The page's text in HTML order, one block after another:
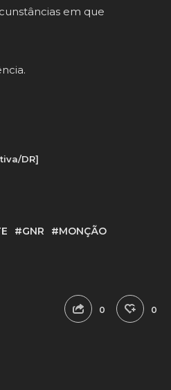
em que
DR]
#GNR
#MONÇÃO
0 0